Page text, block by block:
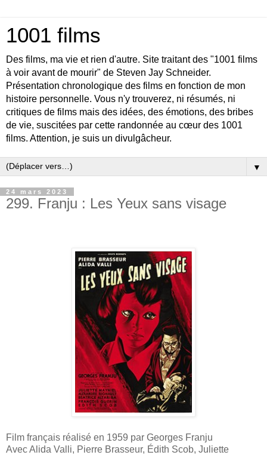
1001 films
Des films, ma vie et rien d'autre. Site traitant des "1001 films
à voir avant de mourir" de Steven Jay Schneider.
Présentation chronologique des films en fonction de mon
histoire personnelle. Vous n'y trouverez, ni résumés, ni
critiques de films mais des idées, des émotions, des bribes
de vie, suscitées par cette randonnée au cœur des 1001
films. Attention, je suis un divulgâcheur.
▼
24 mars 2023
299. Franju : Les Yeux sans visage
Film français réalisé en 1959 par Georges Franju
Avec Alida Valli, Pierre Brasseur, Édith Scob, Juliette